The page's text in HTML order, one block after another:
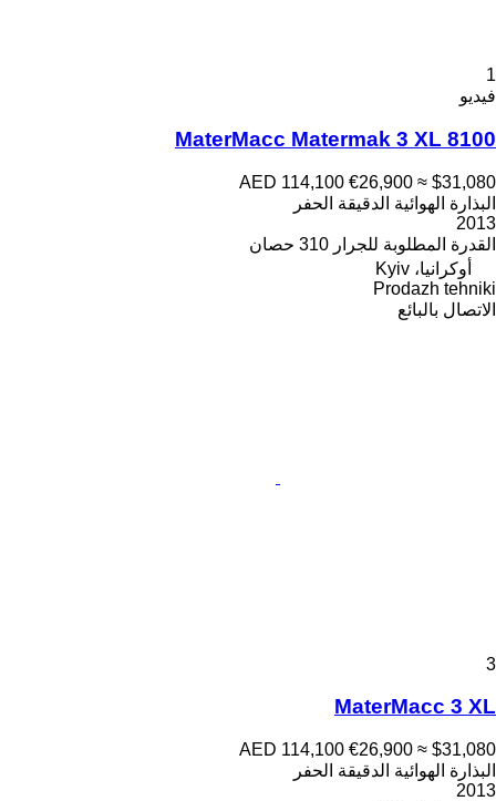
1
فيديو
MaterMacc Matermak 3 XL 8100
AED 114,100 €26,900 ≈ $31,080
البذارة الهوائية الدقيقة الحفر
2013
القدرة المطلوبة للجرار 310 حصان
أوكرانيا، Kyiv
Prodazh tehniki
الاتصال بالبائع
3
MaterMacc 3 XL
AED 114,100 €26,900 ≈ $31,080
البذارة الهوائية الدقيقة الحفر
2013